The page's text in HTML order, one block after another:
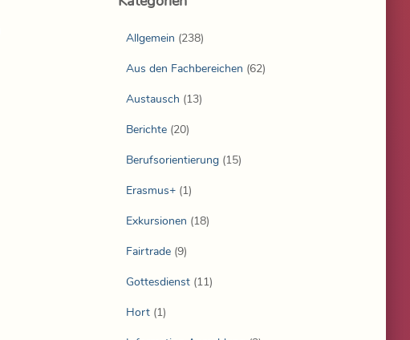
Allgemein (238)
Aus den Fachbereichen (62)
Austausch (13)
Berichte(20)
Berufsorientierung(15)
Erasmus+(1)
Exkursionen (18)
Fairtrade(9)
Gottesdienst(11)
Hort(1)